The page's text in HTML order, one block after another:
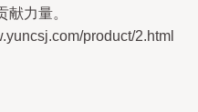
力量。
product/2.html